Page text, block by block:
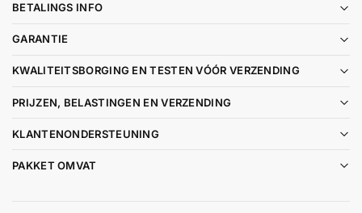
BETALINGS INFO
GARANTIE
KWALITEITSBORGING EN TESTEN VÓÓR VERZENDING
PRIJZEN, BELASTINGEN EN VERZENDING
KLANTENONDERSTEUNING
PAKKET OMVAT